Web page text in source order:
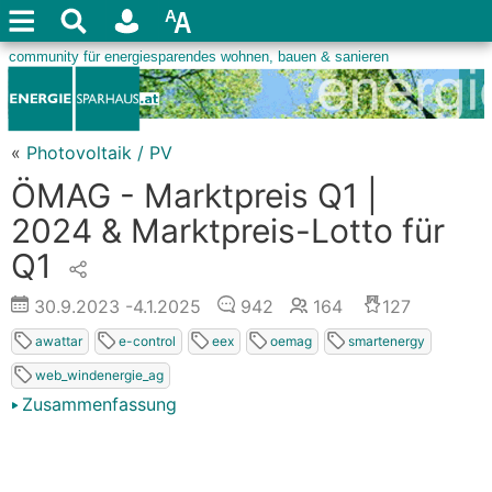
« Photovoltaik / PV
ÖMAG - Marktpreis Q1 |
2024 & Marktpreis-Lotto für
Q1
30.9.2023 -4.1.2025 942 164 127
awattar e-control eex oemag smartenergy
web_windenergie_ag
Zusammenfassung